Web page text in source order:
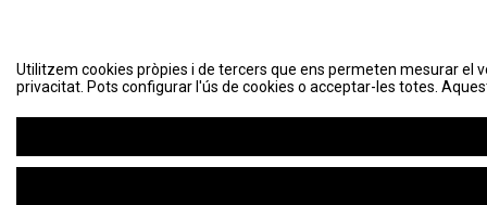
Utilitzem cookies pròpies i de tercers que ens permeten mesurar el
privacitat. Pots configurar l'ús de cookies o acceptar-les totes.